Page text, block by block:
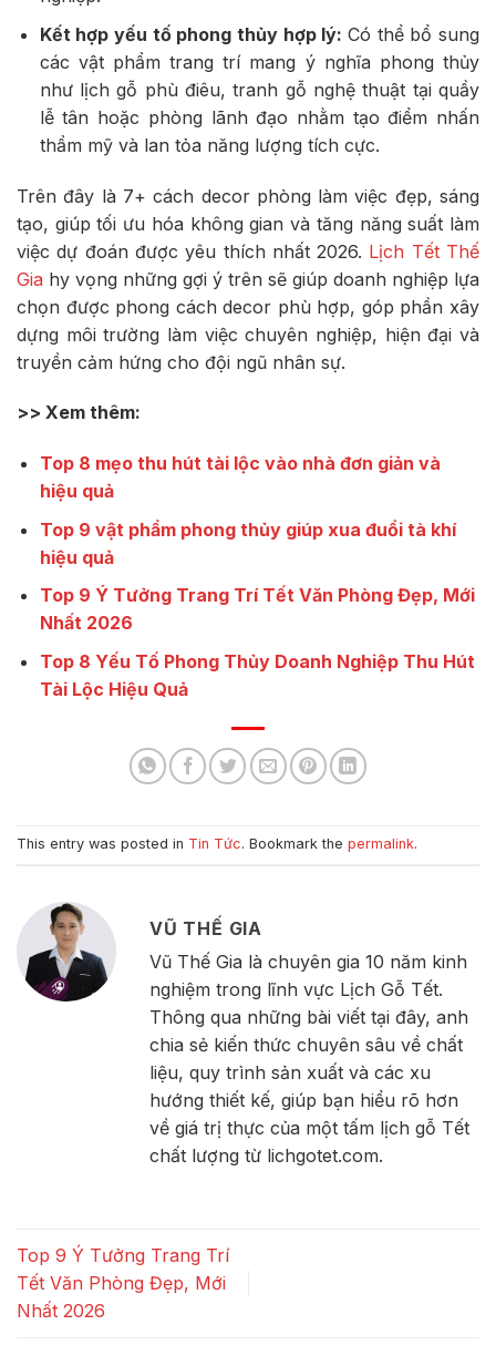
Kết hợp yếu tố phong thủy hợp lý:Có thể bổ sung
các vật phẩm trang trí mang ý nghĩa phong thủy
như lịch gỗ phù điêu, tranh gỗ nghệ thuật tại quầy
lễ tân hoặc phòng lãnh đạo nhằm tạo điểm nhấn
thẩm mỹ và lan tỏa năng lượng tích cực.
Trên đây là 7+ cách decor phòng làm việc đẹp, sáng
tạo, giúp tối ưu hóa không gian và tăng năng suất làm
việc dự đoán được yêu thích nhất 2026. Lịch Tết Thế
Gia hy vọng những gợi ý trên sẽ giúp doanh nghiệp lựa
chọn được phong cách decor phù hợp, góp phần xây
dựng môi trường làm việc chuyên nghiệp, hiện đại và
truyền cảm hứng cho đội ngũ nhân sự.
>> Xem thêm:
Top 8 mẹo thu hút tài lộc vào nhà đơn giản và
hiệu quả
Top 9 vật phẩm phong thủy giúp xua đuổi tà khí
hiệu quả
Top 9 Ý Tưởng Trang Trí Tết Văn Phòng Đẹp, Mới
Nhất 2026
Top 8 Yếu Tố Phong Thủy Doanh Nghiệp Thu Hút
Tài Lộc Hiệu Quả
This entry was posted in Tin Tức. Bookmark the permalink.
VŨ THẾ GIA
Vũ Thế Gia là chuyên gia 10 năm kinh
nghiệm trong lĩnh vực Lịch Gỗ Tết.
Thông qua những bài viết tại đây, anh
chia sẻ kiến thức chuyên sâu về chất
liệu, quy trình sản xuất và các xu
hướng thiết kế, giúp bạn hiểu rõ hơn
về giá trị thực của một tấm lịch gỗ Tết
chất lượng từ lichgotet.com.
Top 9 Ý Tưởng Trang Trí
Tết Văn Phòng Đẹp, Mới
Nhất 2026